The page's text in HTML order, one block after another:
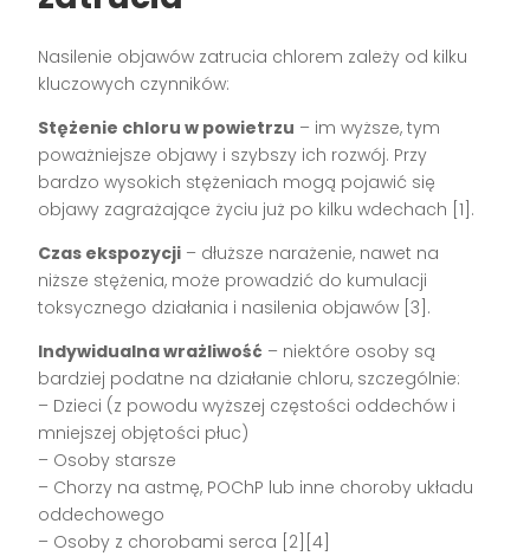
Nasilenie objawów zatrucia chlorem zależy od kilku
kluczowych czynników:
Stężenie chloru w powietrzu – im wyższe, tym
poważniejsze objawy i szybszy ich rozwój. Przy
bardzo wysokich stężeniach mogą pojawić się
objawy zagrażające życiu już po kilku wdechach [1].
Czas ekspozycji – dłuższe narażenie, nawet na
niższe stężenia, może prowadzić do kumulacji
toksycznego działania i nasilenia objawów [3].
Indywidualna wrażliwość – niektóre osoby są
bardziej podatne na działanie chloru, szczególnie:
– Dzieci (z powodu wyższej częstości oddechów i
mniejszej objętości płuc)
– Osoby starsze
– Chorzy na astmę, POChP lub inne choroby układu
oddechowego
– Osoby z chorobami serca [2][4]